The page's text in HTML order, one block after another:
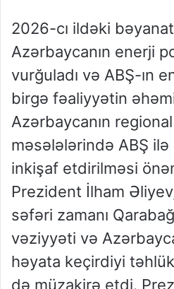
2026-cı ildəki
Azərbaycanın enerji
vurğuladı və ABŞ-ın
birgə fəaliyyətin
Azərbaycanın
məsələlərində ABŞ ilə
inkişaf etdirilməsi
Prezident İlham
səfəri zamanı
vəziyyəti və
həyata keçirdiyi
də müzakirə etdi.